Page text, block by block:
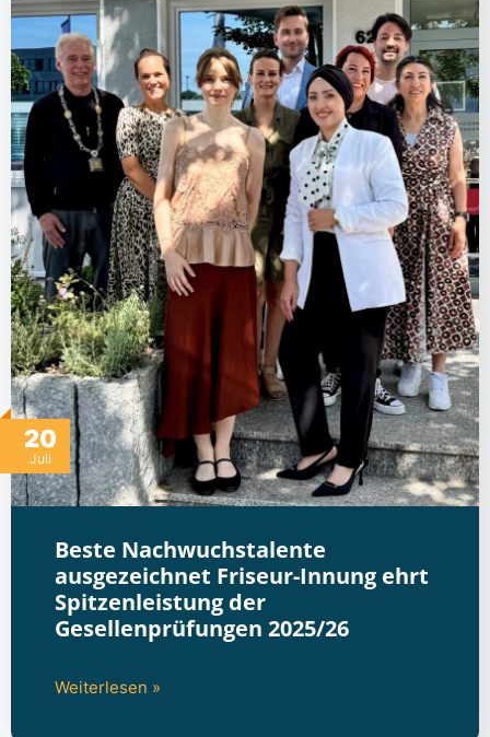
20
Juli
Beste Nachwuchstalente
ausgezeichnet Friseur-Innung ehrt
Spitzenleistung der
Gesellenprüfungen 2025/26
Weiterlesen »